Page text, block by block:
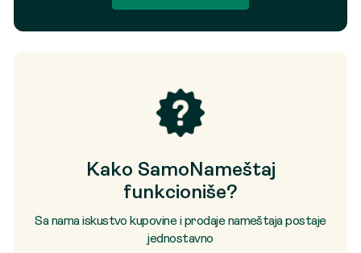
Kako SamoNameštaj
funkcioniše?
Sa nama iskustvo kupovine i prodaje nameštaja postaje
jednostavno